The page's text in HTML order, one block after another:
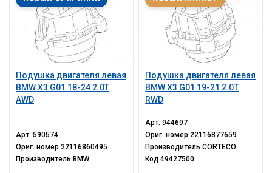
Подушка двигателя левая
BMW X3 G01 18-24 2.0T
AWD
Арт.590574
Ориг. номер 22116860495
Производитель BMW
Подушка двигателя левая
BMW X3 G01 19-21 2.0T
RWD
Арт.944697
Ориг. номер 22116877659
ПроизводительCORTECO
Код49427500